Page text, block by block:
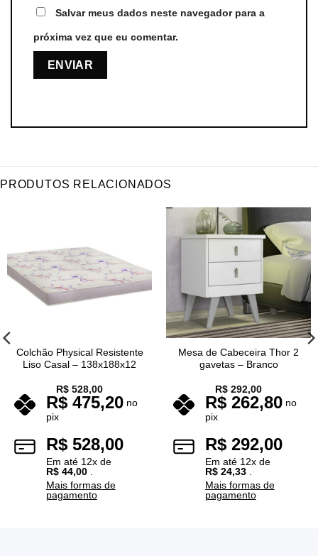
Salvar meus dados neste navegador para a
próxima vez que eu comentar.
PRODUTOS RELACIONADOS
Colchão Physical Resistente
Liso Casal – 138x188x12
R$ 528,00
R$475,20 no
pix
R$528,00
Em até 12x de
R$44,00.
Mais formas de
pagamento
Mesa de Cabeceira Thor 2
gavetas – Branco
R$ 292,00
R$262,80 no
pix
R$292,00
Em até 12x de
R$24,33.
Mais formas de
pagamento